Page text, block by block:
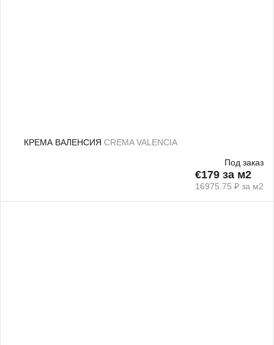
КРЕМА ВАЛЕНСИЯ CREMA VALENCIA
Под заказ
€179 за м2
16975.75 ₽ за м2